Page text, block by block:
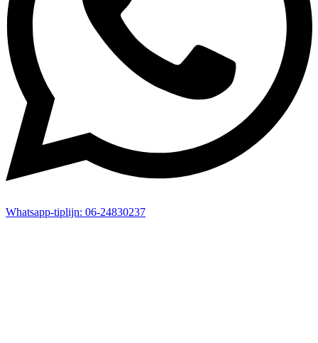
Whatsapp-tiplijn: 06-24830237